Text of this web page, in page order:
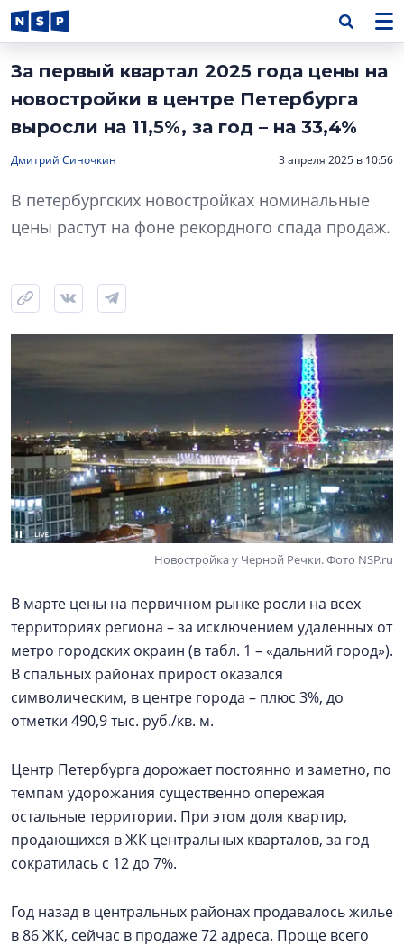
За первый квартал 2025 года цены на
новостройки в центре Петербурга
выросли на 11,5%, за год – на 33,4%
Дмитрий Синочкин 3 апреля 2025 в 10:56
В петербургских новостройках номинальные
цены растут на фоне рекордного спада продаж.
Новостройка у Черной Речки. Фото NSP.ru
В марте цены на первичном рынке росли на всех
территориях региона – за исключением удаленных от
метро городских окраин (в табл. 1 – «дальний город»).
В спальных районах прирост оказался
символическим, в центре города – плюс 3%, до
отметки 490,9 тыс. руб./кв. м.
Центр Петербурга дорожает постоянно и заметно, по
темпам удорожания существенно опережая
остальные территории. При этом доля квартир,
продающихся в ЖК центральных кварталов, за год
сократилась с 12 до 7%.
Год назад в центральных районах продавалось жилье
в 86 ЖК, сейчас в продаже 72 адреса. Проще всего